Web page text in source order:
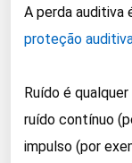
A perda auditiva
proteção
Ruído é
ruído contínuo
impulso (por